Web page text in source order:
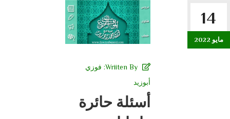
14
مايو 2022
Wriiten By: فوزي
أبوزيد
أسئلة حائرة